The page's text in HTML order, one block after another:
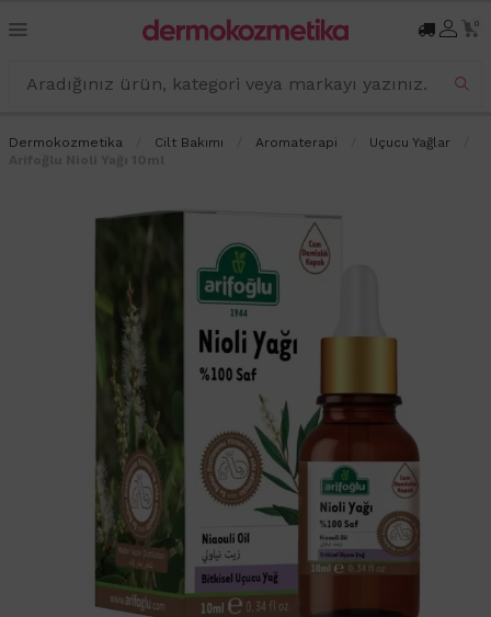
0
Dermokozmetika Cilt Bakımı Aromaterapi
Uçucu Yağlar